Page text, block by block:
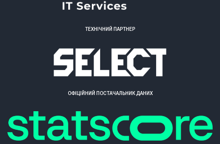
ТЕХНІЧНИЙ ПАРТНЕР
ОФІЦІЙНИЙ ПОСТАЧАЛЬНИК ДАНИХ